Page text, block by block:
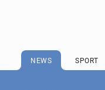
NEWS SPORT